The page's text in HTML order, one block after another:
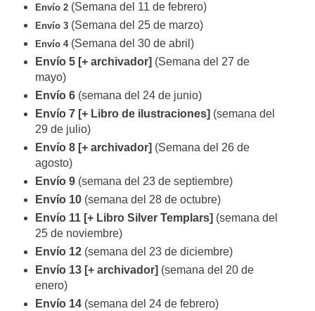
Envío 2 (Semana del 11 de febrero)
Envío 3 (Semana del 25 de marzo)
Envío 4 (Semana del 30 de abril)
Envío 5 [+ archivador] (Semana del 27 de
mayo)
Envío 6 (semana del 24 de junio)
Envío 7 [+ Libro de ilustraciones] (semana del
29 de julio)
Envío 8 [+ archivador] (Semana del 26 de
agosto)
Envío 9(semana del 23 de septiembre)
Envío 10(semana del 28 de octubre)
Envío 11 [+ Libro Silver Templars] (semana del
25 de noviembre)
Envío 12(semana del 23 de diciembre)
Envío 13 [+ archivador] (semana del 20 de
enero)
Envío 14 (semana del 24 de febrero)